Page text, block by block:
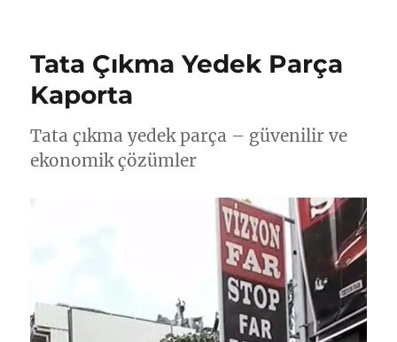
Tata Çıkma Yedek Parça
Kaporta
Tata çıkma yedek parça – güvenilir ve
ekonomik çözümler